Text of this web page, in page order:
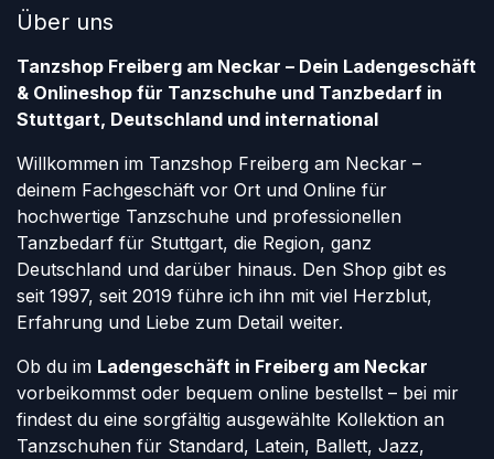
Über uns
Tanzshop Freiberg am Neckar – Dein Ladengeschäft
& Onlineshop für Tanzschuhe und Tanzbedarf in
Stuttgart, Deutschland und international
Willkommen im Tanzshop Freiberg am Neckar –
deinem Fachgeschäft vor Ort und Online für
hochwertige Tanzschuhe und professionellen
Tanzbedarf für Stuttgart, die Region, ganz
Deutschland und darüber hinaus. Den Shop gibt es
seit 1997, seit 2019 führe ich ihn mit viel Herzblut,
Erfahrung und Liebe zum Detail weiter.
Ob du im Ladengeschäft in Freiberg am Neckar
vorbeikommst oder bequem online bestellst – bei mir
findest du eine sorgfältig ausgewählte Kollektion an
Tanzschuhen für Standard, Latein, Ballett, Jazz,